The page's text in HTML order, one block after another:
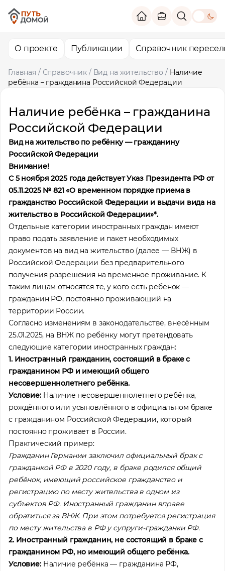
theme
О проекте Публикации Справочник
Главная / Справочник / Вид на жительство / Наличие
ребёнка – гражданина Российской Федерации
Наличие ребёнка – гражданина
Российской Федерации
Вид на жительство по ребёнку — гражданину
Российской Федерации
Внимание!
С 5 ноября 2025 года действует Указ Президента РФ от
05.11.2025 № 821 «О временном порядке приема в
гражданство Российской Федерации и выдачи вида на
жительство в Российской Федерации»*.
Отдельные категории иностранных граждан имеют
право подать заявление и пакет необходимых
документов на вид на жительство (далее — ВНЖ) в
Российской Федерации без предварительного
получения разрешения на временное проживание. К
таким лицам относятся те, у кого есть ребёнок —
гражданин РФ, постоянно проживающий на
территории России.
Согласно изменениям в законодательстве, внесённым
25.01.2025, на ВНЖ по ребёнку могут претендовать
следующие категории иностранных граждан:
1. Иностранный гражданин, состоящий в браке с
гражданином РФ и имеющий общего
несовершеннолетнего ребёнка.
Условие:Наличие несовершеннолетнего ребёнка,
рождённого или усыновлённого в официальном браке
с гражданином Российской Федерации, который
постоянно проживает в России.
Практический пример:
Гражданин Германии заключил официальный брак с
гражданкой РФ в 2020 году, в браке родился общий
ребёнок, имеющий российское гражданство и
регистрацию по месту жительства в одном из
субъектов РФ. Иностранный гражданин вправе
обратиться за ВНЖ. При этом потребуется регистрация
по месту жительства в РФ у супруги-гражданки РФ.
2. Иностранный гражданин, не состоящий в браке с
гражданином РФ, но имеющий общего ребёнка.
Условие:Наличие ребёнка — гражданина РФ,